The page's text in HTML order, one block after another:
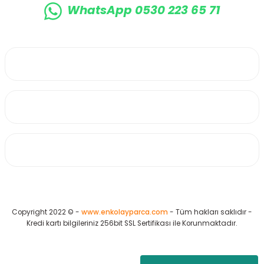
WhatsApp 0530 223 65 71
Copyright 2022 © - www.enkolayparca.com - Tüm hakları saklıdır -
Kredi kartı bilgileriniz 256bit SSL Sertifikası ile Korunmaktadır.